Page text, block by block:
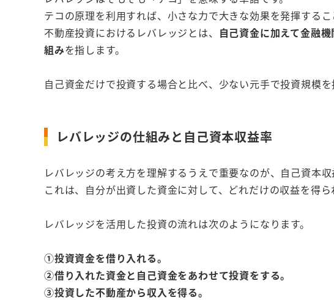
テコの原理を利用すれば、小さな力で大きな効果を発揮するこ
不動産投資におけるレバレッジとは、 自己資金に加えて金融
組みを指します。
自己資金だけで投資する場合と比べ、少ない元手で投資規模を
レバレッジの仕組みと自己資本収益率
レバレッジの考え方を理解するうえで重要なのが、自己資本収
これは、自分が出資した資金に対して、どれだけの収益を得ら
レバレッジを活用した投資の流れは次のようになります。
①投資資金を借り入れる。
②借り入れた資金と自己資金をあわせて投資をする。
③投資した不動産から収入を得る。